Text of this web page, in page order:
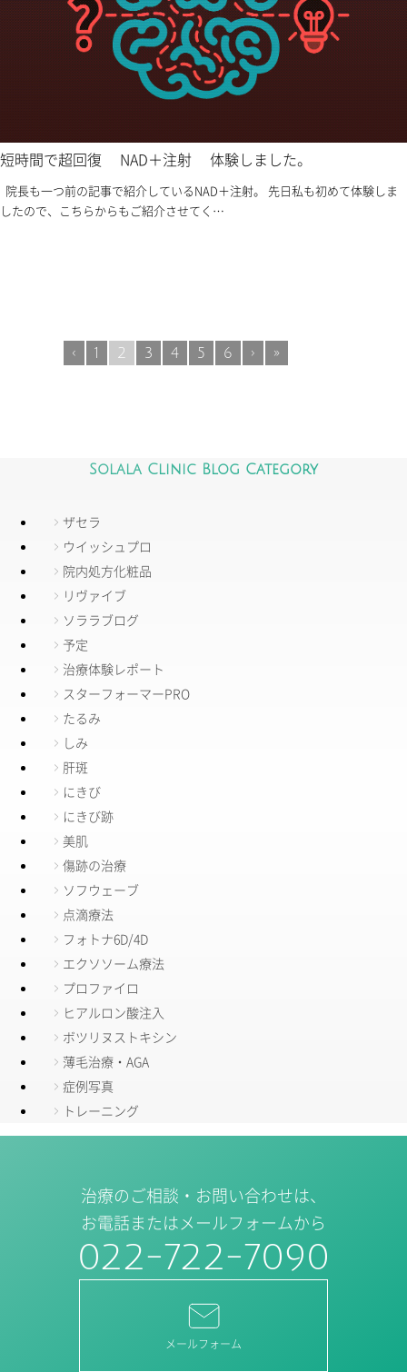
短時間で超回復 NAD＋注射 体験しました。
院長も一つ前の記事で紹介しているNAD＋注射。 先日私も初めて体験しま
したので、こちらからもご紹介させてく…
‹ 1 2 3 4 5 6 › »
Solala Clinic Blog Category
ザセラ
ウイッシュプロ
院内処方化粧品
リヴァイブ
ソララブログ
予定
治療体験レポート
スターフォーマーPRO
たるみ
しみ
肝斑
にきび
にきび跡
美肌
傷跡の治療
ソフウェーブ
点滴療法
フォトナ6D/4D
エクソソーム療法
プロファイロ
ヒアルロン酸注入
ボツリヌストキシン
薄毛治療・AGA
症例写真
トレーニング
治療のご相談・お問い合わせは、
お電話またはメールフォームから
022-722-7090
メールフォーム